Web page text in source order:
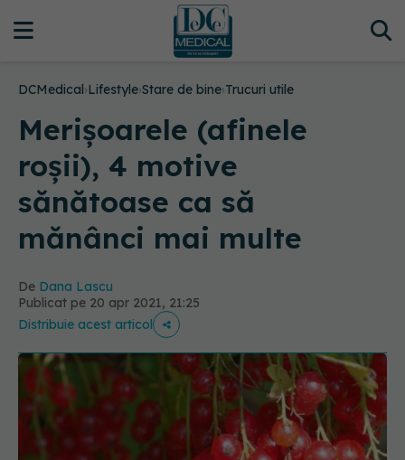
DCMedical›Lifestyle›Stare de bine›Trucuri utile
Merișoarele (afinele
roșii), 4 motive
sănătoase ca să
mănânci mai multe
De Dana Lascu
Publicat pe 20 apr 2021, 21:25
Distribuie acest articol